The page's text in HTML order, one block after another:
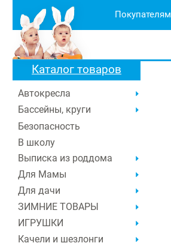
Покупателям
Каталог товаров
Автокресла
Бассейны, круги
Безопасность
В школу
Выписка из роддома
Для Мамы
Для дачи
ЗИМНИЕ ТОВАРЫ
ИГРУШКИ
Качели и шезлонги